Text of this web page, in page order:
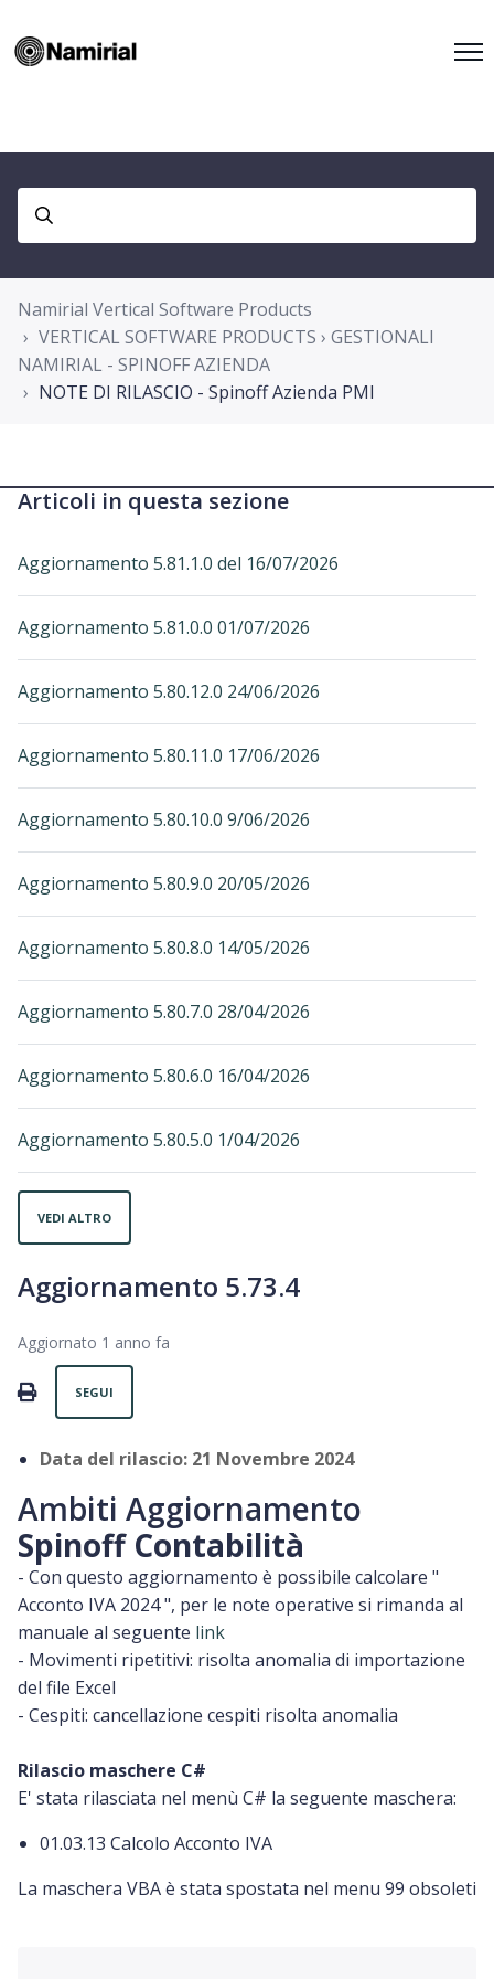
Namirial Vertical Software Products
VERTICAL SOFTWARE PRODUCTS › GESTIONALI
NAMIRIAL - SPINOFF AZIENDA
NOTE DI RILASCIO - Spinoff Azienda PMI
Articoli in questa sezione
Aggiornamento 5.81.1.0 del 16/07/2026
Aggiornamento 5.81.0.0 01/07/2026
Aggiornamento 5.80.12.0 24/06/2026
Aggiornamento 5.80.11.0 17/06/2026
Aggiornamento 5.80.10.0 9/06/2026
Aggiornamento 5.80.9.0 20/05/2026
Aggiornamento 5.80.8.0 14/05/2026
Aggiornamento 5.80.7.0 28/04/2026
Aggiornamento 5.80.6.0 16/04/2026
Aggiornamento 5.80.5.0 1/04/2026
VEDI ALTRO
Aggiornamento 5.73.4
Aggiornato 1 anno fa
PRINT
SEGUI
Data del rilascio: 21 Novembre 2024
Ambiti Aggiornamento
Spinoff Contabilità
- Con questo aggiornamento è possibile calcolare "
Acconto IVA 2024 ", per le note operative si rimanda al
manuale al seguente link
- Movimenti ripetitivi: risolta anomalia di importazione
del file Excel
- Cespiti: cancellazione cespiti risolta anomalia
Rilascio maschere C#
E' stata rilasciata nel menù C# la seguente maschera:
01.03.13 Calcolo Acconto IVA
La maschera VBA è stata spostata nel menu 99 obsoleti